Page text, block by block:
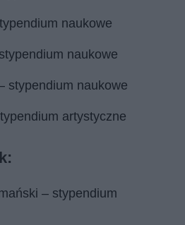
naukowe
naukowe
stypendium naukowe
artystyczne
– stypendium